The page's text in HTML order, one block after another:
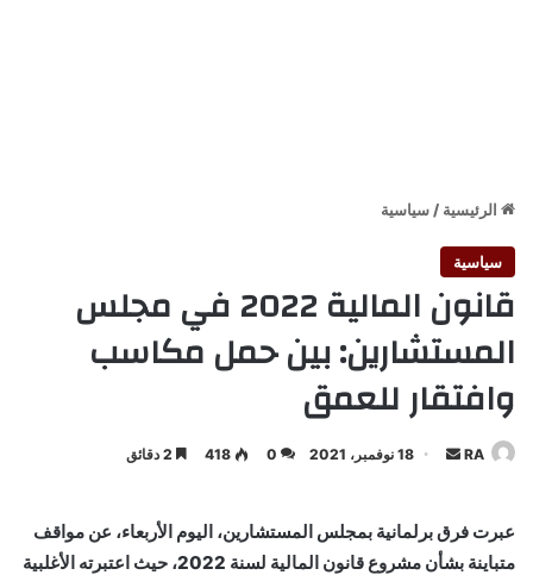
الرئيسية / سياسية
سياسية
قانون المالية 2022 في مجلس
المستشارين: بين حمل مكاسب
وافتقار للعمق
RA
أرسل 18 نوفمبر، 2021 0
418
عبرت فرق برلمانية بمجلس المستشارين، اليوم الأربعاء، عن مواقف
متباينة بشأن مشروع قانون المالية لسنة 2022، حيث اعتبرته الأغلبية